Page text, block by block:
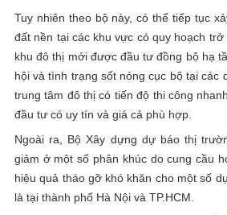
Tuy nhiên theo bộ này, có thể tiếp tục
đất nền tại các khu vực có quy hoạch
khu đô thị mới được đầu tư đồng bộ hạ
hội và tình trạng sốt nóng cục bộ tại các
trung tâm đô thị có tiến độ thi công
đầu tư có uy tín và giá cả phù hợp.
Ngoài ra, Bộ Xây dựng dự báo thị
giảm ở một số phân khúc do cung cầu
hiệu quả tháo gỡ khó khăn cho một số
là tại thành phố Hà Nội và TP.HCM.